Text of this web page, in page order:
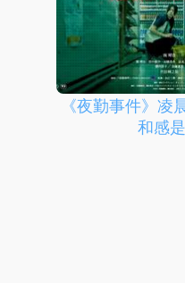
《夜勤事件》凌
和感